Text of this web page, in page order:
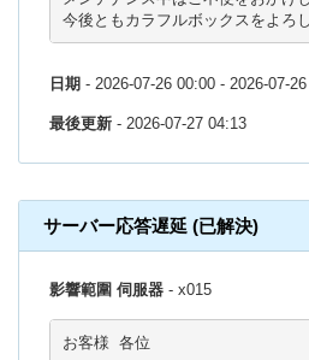
今後ともカラフルボックスをよろ
日期 - 2026-07-26 00:00 - 2026-07-
最後更新 - 2026-07-27 04:13
サーバー応答遅延 (已解決)
影響範圍 伺服器 - x015
お客様 各位